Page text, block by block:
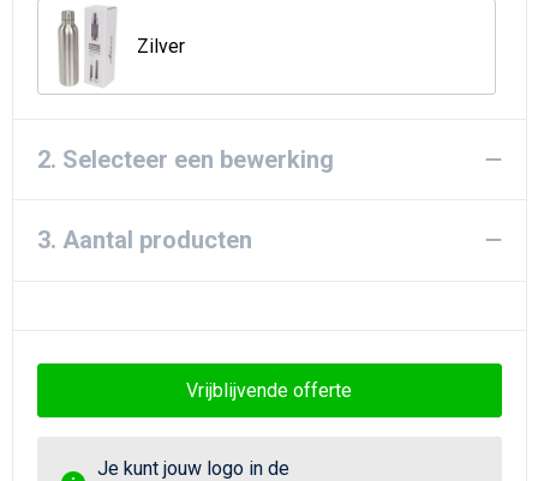
Zilver
2. Selecteer een bewerking
3. Aantal producten
Vrijblijvende offerte
Je kunt jouw logo in de